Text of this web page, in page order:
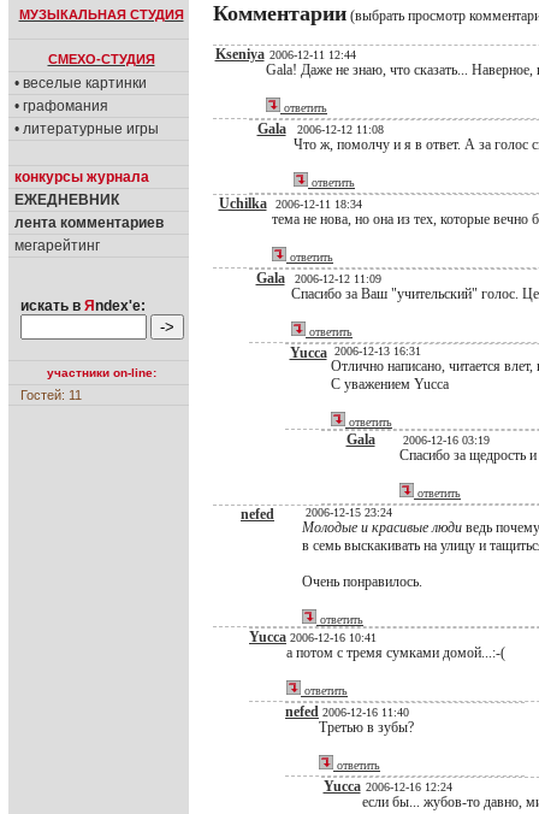
МУЗЫКАЛЬНАЯ СТУДИЯ
СМЕХО-СТУДИЯ
• веселые картинки
• графомания
• литературные игры
конкурсы журнала
ЕЖЕДНЕВНИК
лента комментариев
мегарейтинг
искать в Я ndex'е:
участники on-line:
Гостей: 11
Комментарии (выбрать просмотр
Kseniya 2006-12-11 12:44
Gala! Даже не знаю, что сказать... Наверное,
ответить
Gala 2006-12-12 11:08
Что ж, помолчу и я в ответ. А за голос
ответить
Uchilka 2006-12-11 18:34
тема не нова, но она из тех, которые
ответить
Gala 2006-12-12 11:09
Спасибо за Ваш "учительский" голос.
ответить
Yucca 2006-12-13 16:31
Отлично написано, читается
С уважением Yucca
ответить
Gala 2006-12-16 03:19
Спасибо за щедрость
ответить
nefed 2006-12-15 23:24
Молодые и красивые люди ведь
в семь выскакивать на улицу и
Очень понравилось.
ответить
Yucca 2006-12-16 10:41
а потом с тремя сумками домой...:-(
ответить
nefed 2006-12-16 11:40
Третью в зубы?
ответить
Yucca 2006-12-16 12:24
если бы... жубов-то давно,